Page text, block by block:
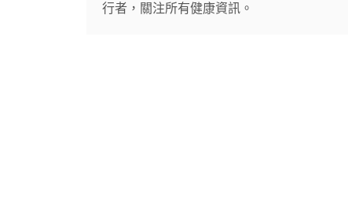
行者，關注所有健康資訊。